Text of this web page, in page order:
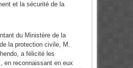
et la sécurité de la
du Ministère de la
la protection civile, M.
a félicité les
en reconnaissant en eux